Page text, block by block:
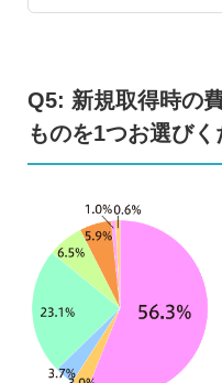
Q5: 新規取得時の
ものを1つお選び